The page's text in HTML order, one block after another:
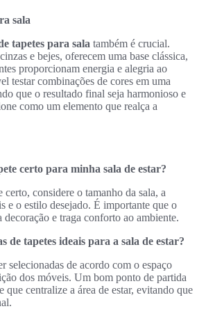
sala
tapetes para sala também é crucial.
e bejes, oferecem uma base clássica,
proporcionam energia e alegria ao
testar combinações de cores em uma
que o resultado final seja harmonioso e
como um elemento que realça a
certo para minha sala de estar?
certo, considere o tamanho da sala, a
e o estilo desejado. É importante que o
decoração e traga conforto ao ambiente.
de tapetes ideais para a sala de estar?
selecionadas de acordo com o espaço
dos móveis. Um bom ponto de partida
que centralize a área de estar, evitando que